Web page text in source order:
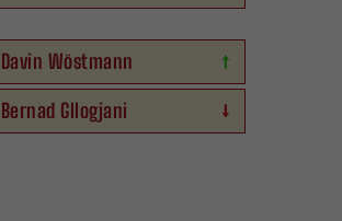
Davin Wöstmann
Bernad Gllogjani